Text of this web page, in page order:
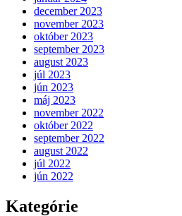
december 2023
november 2023
október 2023
september 2023
august 2023
júl 2023
jún 2023
máj 2023
november 2022
október 2022
september 2022
august 2022
júl 2022
jún 2022
Kategórie